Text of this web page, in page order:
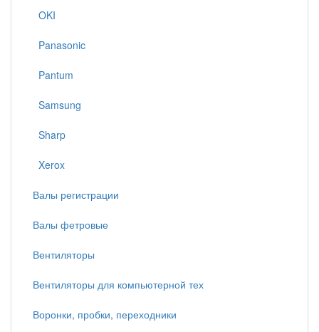
OKI
Panasonic
Pantum
Samsung
Sharp
Xerox
Валы регистрации
Валы фетровые
Вентиляторы
Вентиляторы для компьютерной тех
Воронки, пробки, переходники